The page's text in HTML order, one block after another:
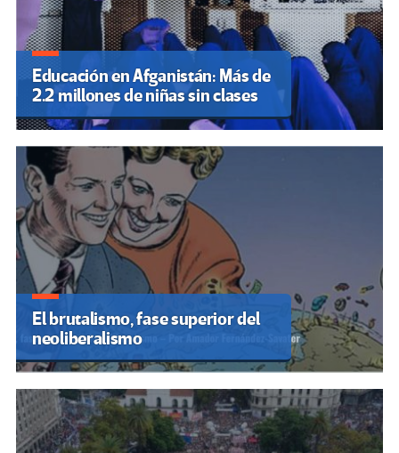
Educación en Afganistán: Más de
2.2 millones de niñas sin clases
El brutalismo, fase superior del
neoliberalismo